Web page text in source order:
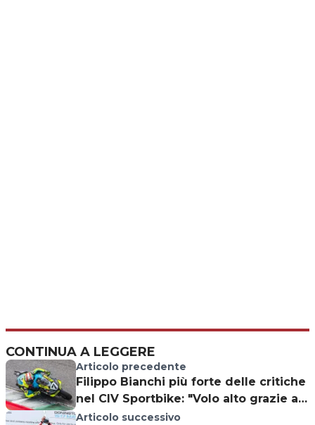
CONTINUA A LEGGERE
Articolo precedente
Filippo Bianchi più forte delle critiche
nel CIV Sportbike: "Volo alto grazie a
papà"
Articolo successivo